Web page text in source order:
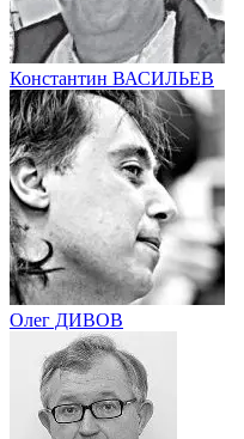
Константин ВАСИЛЬЕВ
Олег ДИВОВ